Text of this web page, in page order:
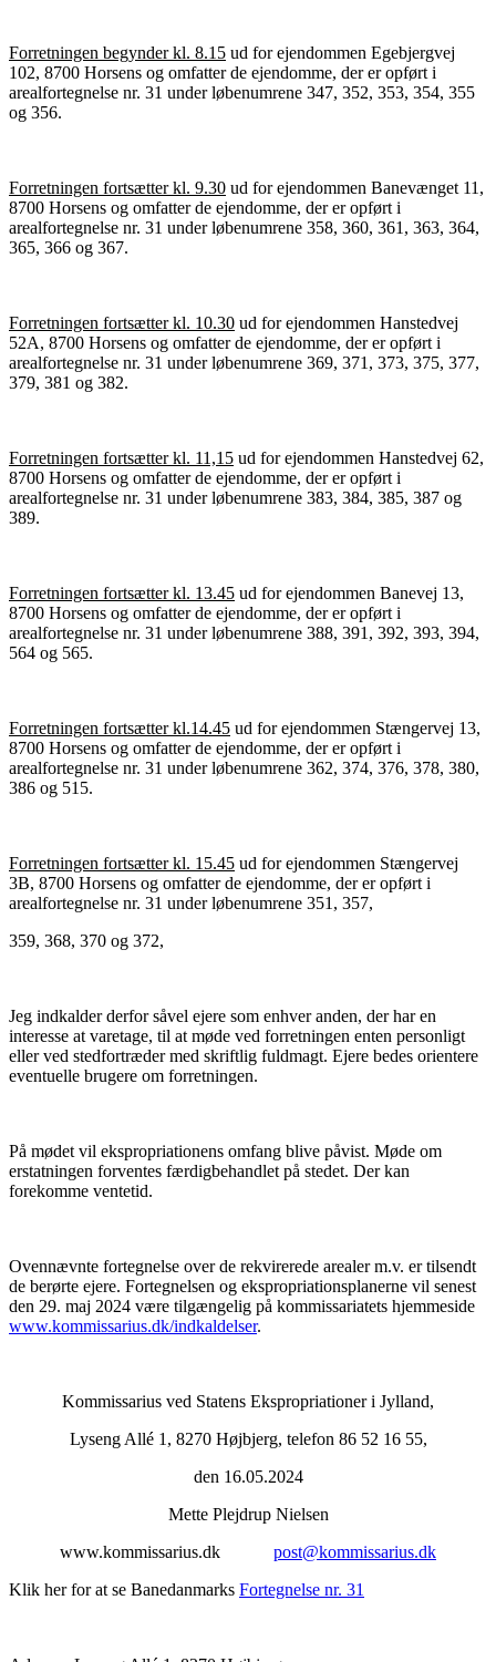
Forretningen begynder kl. 8.15 ud for ejendommen Egebjergvej
102, 8700 Horsens og omfatter de ejendomme, der er opført i
arealfortegnelse nr. 31 under løbenumrene 347, 352, 353, 354, 355
og 356.
Forretningen fortsætter kl. 9.30 ud for ejendommen Banevænget 11,
8700 Horsens og omfatter de ejendomme, der er opført i
arealfortegnelse nr. 31 under løbenumrene 358, 360, 361, 363, 364,
365, 366 og 367.
Forretningen fortsætter kl. 10.30 ud for ejendommen Hanstedvej
52A, 8700 Horsens og omfatter de ejendomme, der er opført i
arealfortegnelse nr. 31 under løbenumrene 369, 371, 373, 375, 377,
379, 381 og 382.
Forretningen fortsætter kl. 11,15 ud for ejendommen Hanstedvej 62,
8700 Horsens og omfatter de ejendomme, der er opført i
arealfortegnelse nr. 31 under løbenumrene 383, 384, 385, 387 og
389.
Forretningen fortsætter kl. 13.45 ud for ejendommen Banevej 13,
8700 Horsens og omfatter de ejendomme, der er opført i
arealfortegnelse nr. 31 under løbenumrene 388, 391, 392, 393, 394,
564 og 565.
Forretningen fortsætter kl.14.45 ud for ejendommen Stængervej 13,
8700 Horsens og omfatter de ejendomme, der er opført i
arealfortegnelse nr. 31 under løbenumrene 362, 374, 376, 378, 380,
386 og 515.
Forretningen fortsætter kl. 15.45 ud for ejendommen Stængervej
3B, 8700 Horsens og omfatter de ejendomme, der er opført i
arealfortegnelse nr. 31 under løbenumrene 351, 357,
359, 368, 370 og 372,
Jeg indkalder derfor såvel ejere som enhver anden, der har en
interesse at varetage, til at møde ved forretningen enten personligt
eller ved stedfortræder med skriftlig fuldmagt. Ejere bedes orientere
eventuelle brugere om forretningen.
På mødet vil ekspropriationens omfang blive påvist. Møde om
erstatningen forventes færdigbehandlet på stedet. Der kan
forekomme ventetid.
Ovennævnte fortegnelse over de rekvirerede arealer m.v. er tilsendt
de berørte ejere. Fortegnelsen og ekspropriationsplanerne vil senest
den 29. maj 2024 være tilgængelig på kommissariatets hjemmeside
www.kommissarius.dk/indkaldelser.
Kommissarius ved Statens Ekspropriationer i Jylland,
Lyseng Allé 1, 8270 Højbjerg, telefon 86 52 16 55,
den 16.05.2024
Mette Plejdrup Nielsen
www.kommissarius.dk post@kommissarius.dk
Klik her for at se Banedanmarks Fortegnelse nr. 31